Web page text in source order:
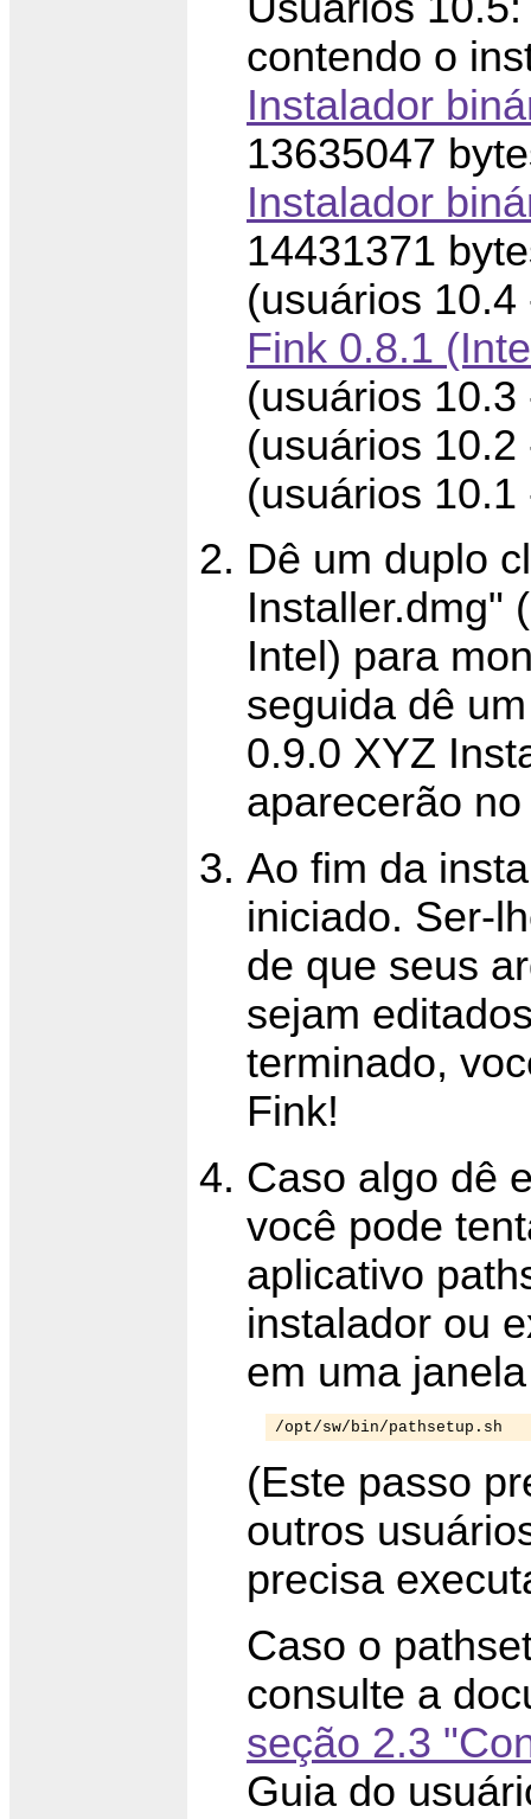
contendo o
Instalador
13635047
Instalador
14431371
(usuários
Fink 0.8.1
(usuários
(usuários
(usuários
Dê um duplo
Installer.dmg"
Intel) para
seguida dê
0.9.0 XYZ
aparecerão
Ao fim da
iniciado. Ser-
de que seus
sejam
terminado,
Fink!
Caso algo dê
você pode
aplicativo
instalador ou
em uma
/opt/sw/bin/pathsetup.sh
(Este passo
outros
precisa
Caso o
consulte a
seção 2.3
Guia do